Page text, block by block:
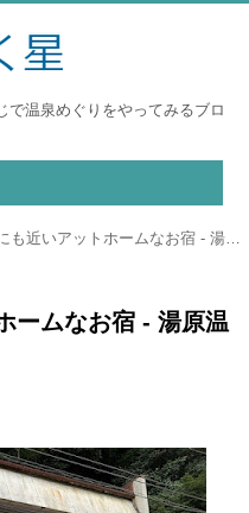
で温泉めぐりをやってみるブロ
いアットホームなお宿 - 湯原温泉 かじか荘
ームなお宿 - 湯原温